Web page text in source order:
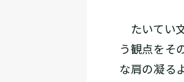
たいてい
う観点をそ
な肩の凝る